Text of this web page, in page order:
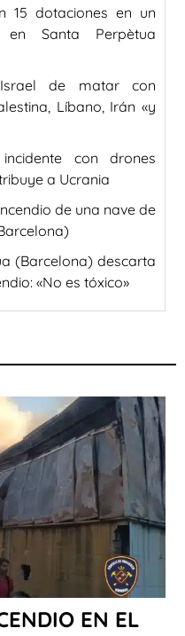
15 dotaciones en un
Santa Perpètua
de matar con
Líbano, Irán «y
con drones
a Ucrania
de una nave de
(Barcelona) descarta
«No es tóxico»
EN EL